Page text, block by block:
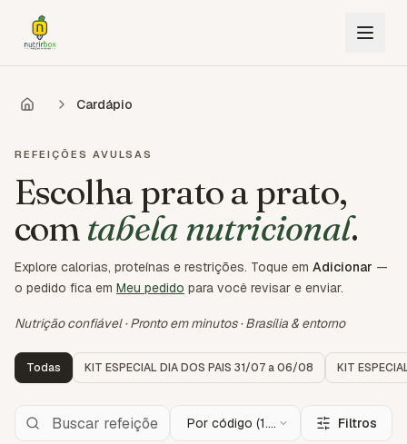
Cardápio
REFEIÇÕES AVULSAS
Escolha prato a prato,
comtabela nutricional.
Explore calorias, proteínas e restrições. Toque em Adicionar —
o pedido fica em Meu pedido para você revisar e enviar.
Nutrição confiável · Pronto em minutos · Brasília & entorno
Todas KIT ESPECIAL DIA DOS PAIS 31/07 a 06/08 KIT
Por código (1.1
Filtros